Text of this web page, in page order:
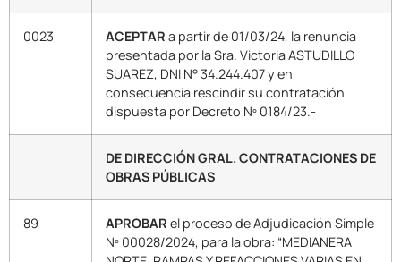
0023 ACEPTAR a partir de 01/03/24, la renuncia
presentada por la Sra. Victoria ASTUDILLO
SUAREZ, DNI N° 34.244.407 y en
consecuencia rescindir su contratación
dispuesta por Decreto Nº 0184/23.-
DE DIRECCIÓN GRAL. CONTRATACIONES DE
OBRAS PÚBLICAS
89 APROBAR el proceso de Adjudicación Simple
Nº 00028/2024, para la obra: “MEDIANERA